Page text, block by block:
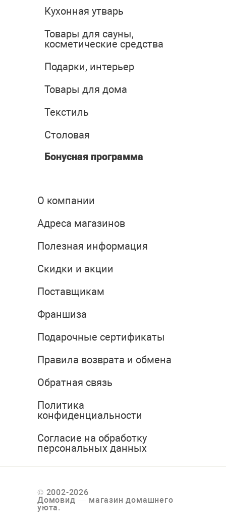
Кухонная утварь
Товары для сауны,
косметические средства
Подарки, интерьер
Товары для дома
Текстиль
Столовая
Бонусная программа
О компании
Адреса магазинов
Полезная информация
Скидки и акции
Поставщикам
Франшиза
Подарочные сертификаты
Правила возврата и обмена
Обратная связь
Политика
конфиденциальности
Согласие на обработку
персональных данных
© 2002-2026
Домовид — магазин домашнего
уюта.